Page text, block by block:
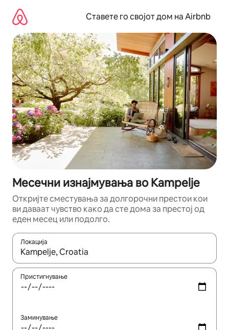
содржина
Ставете го својот дом на Airbnb
Месечни изнајмувања во Kampelje
Откријте сместувања за долгорочни престои кои
ви даваат чувство како да сте дома за престој од
еден месец или подолго.
Локација
Кога резултатите се достапни, движете се со копчињата
Пристигнување
Заминување